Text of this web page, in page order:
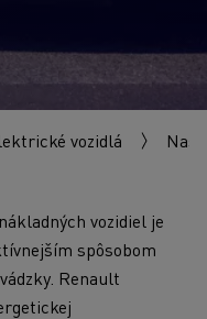
vozidlá
vozidiel je
spôsobom
Renault